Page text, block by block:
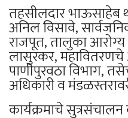
तहसीलदार भाऊसाहेब
अनिल विसावे,
राजपूत, तालुका आरोग्य
लासुरकर, महावितरणचे
पाणीपुरवठा विभाग,
अधिकारी व
कार्यक्रमाचे सुत्रसंचालन